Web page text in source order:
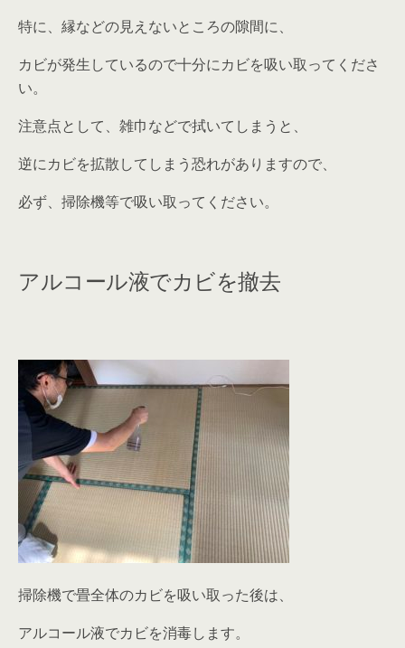
特に、縁などの見えないところの隙間に、
カビが発生しているので十分にカビを吸い取ってくださ
い。
注意点として、雑巾などで拭いてしまうと、
逆にカビを拡散してしまう恐れがありますので、
必ず、掃除機等で吸い取ってください。
アルコール液でカビを撤去
掃除機で畳全体のカビを吸い取った後は、
アルコール液でカビを消毒します。